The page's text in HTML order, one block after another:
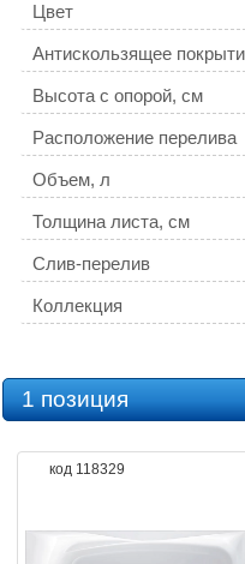
Цвет
Антискользящее
Высота с опорой, см
Расположение перелива
Объем, л
Толщина листа, см
Слив-перелив
Коллекция
1 позиция
код 118329